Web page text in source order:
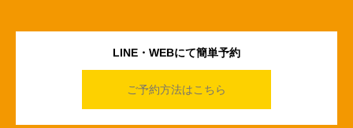
LINE・WEBにて簡単予約
ご予約方法はこちら